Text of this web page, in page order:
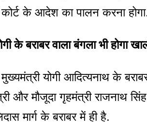
के आदेश का पालन करना
के बराबर वाला बंगला भी होगा
योगी आदित्यनाथ के
और मौजूदा गृहमंत्री राजनाथ
मार्ग के बराबर में ही है.